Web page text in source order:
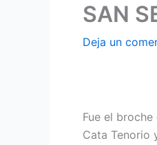
SAN
Deja un
Fue el
Cata Tenorio